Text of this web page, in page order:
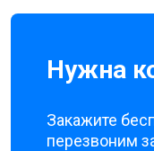
Нужна
Закажите
перезвоним